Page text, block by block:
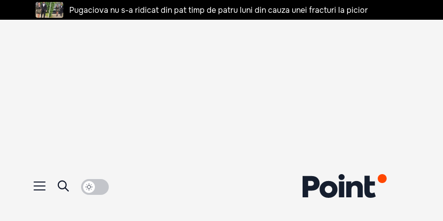
Pugaciova nu s-a ridicat din pat timp de patru luni din cauza unei fracturi la picior